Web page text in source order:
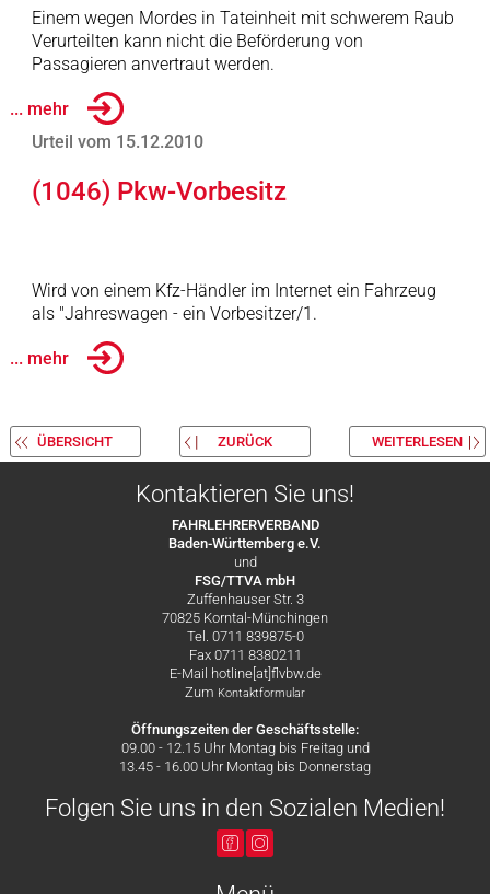
Einem wegen Mordes in Tateinheit mit schwerem Raub
Verurteilten kann nicht die Beförderung von
Passagieren anvertraut werden.
... mehr
Urteil vom 15.12.2010
(1046) Pkw-Vorbesitz
Wird von einem Kfz-Händler im Internet ein Fahrzeug
als "Jahreswagen - ein Vorbesitzer/1.
... mehr
ÜBERSICHT ZURÜCK WEITERLESEN
Kontaktieren Sie uns!
FAHRLEHRERVERBAND
Baden-Württemberg e.V.
und
FSG/TTVA mbH
Zuffenhauser Str. 3
70825 Korntal-Münchingen
Tel. 0711 839875-0
Fax 0711 8380211
E-Mail hotline[at]flvbw.de
Zum Kontaktformular
Öffnungszeiten der Geschäftsstelle:
09.00 - 12.15 Uhr Montag bis Freitag und
13.45 - 16.00 Uhr Montag bis Donnerstag
Folgen Sie uns in den Sozialen Medien!